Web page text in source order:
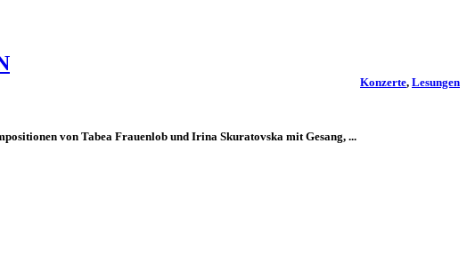
von Tabea Frauenlob und Irina Skuratovska mit Gesang, ...
Konzerte, Lesungen